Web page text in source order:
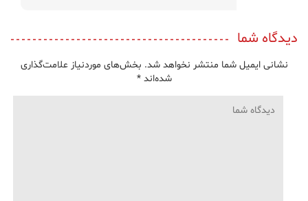
دیدگاه شما
نشانی ایمیل شما منتشر نخواهد شد. بخش‌های موردنیاز علامت‌گذاری
شده‌اند*